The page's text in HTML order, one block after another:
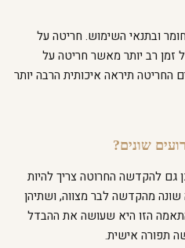
ובתנאי השימוש. חריטה על
זמן רב יותר מאשר חריטה על
החריטה תיראה איכותית הרבה יותר
שונים?
גם להקדשה החרוטה צריך להיות
מהקדשה לבר מצווה, ושתיהן
הזו היא שעושה את ההבדל
תפורה אישית.